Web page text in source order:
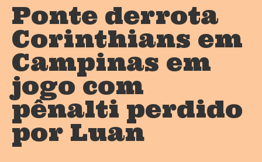
Ponte derrota
Corinthians em
Campinas em
jogo com
pênalti perdido
por Luan